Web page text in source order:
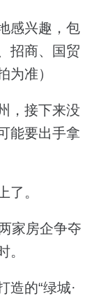
感兴趣，包
招商、国贸
为准）
，接下来没
能要出手拿
了。
家房企争夺
。
造的“绿城·